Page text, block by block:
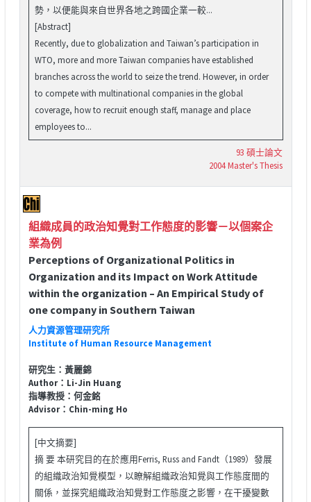
勢，以便能與來自世界各地之跨國企業一較...
[Abstract]
Recently, due to globalization and Taiwan’s participation in
WTO, more and more Taiwan companies have established
branches across the world to seize the trend. However, in order
to compete with multinational companies in the global
coverage, how to recruit enough staff, manage and place
employees to...
93 碩士論文
2004 Master's Thesis
組織成員的政治知覺對工作態度的影響－以個案企
業為例
Perceptions of Organizational Politics in
Organization and its Impact on Work Attitude
within the organization – An Empirical Study of
one company in Southern Taiwan
人力資源管理研究所
Institute of Human Resource Management
研究生：黃麗錦
Author：Li-Jin Huang
指導教授：何金銘
Advisor：Chin-ming Ho
[中文摘要]
摘 要 本研究目的在於應用Ferris, Russ and Fandt（1989）發展
的組織政治知覺模型，以瞭解組織政治知覺與工作態度間的
關係，並探究組織政治知覺對工作態度之影響，在干擾變數